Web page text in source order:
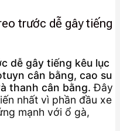
trước dễ gây tiếng
dễ gây tiếng kêu lục
cân bằng, cao su
thanh cân bằng. Đây
nhất vì phần đầu xe
mạnh với ổ gà,